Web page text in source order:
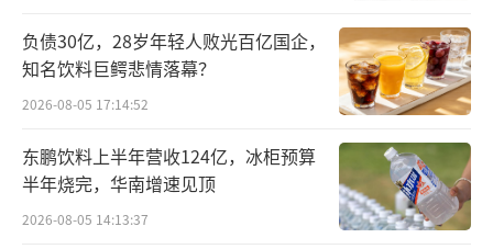
再或者在充分知情后坚持投保，而这一过程将
被完整记录。
与此同时，保险公司陆续在官网产品信息
中标注了分类信息，意味着消费者在购买前即
可明确获知产品的复杂程度和风险情况。
负债30亿，28岁年轻人败光百亿国企，
知名饮料巨鳄悲情落幕？
2026-08-05 17:14:52
东鹏饮料上半年营收124亿，冰柜预算
半年烧完，华南增速见顶
2026-08-05 14:13:37